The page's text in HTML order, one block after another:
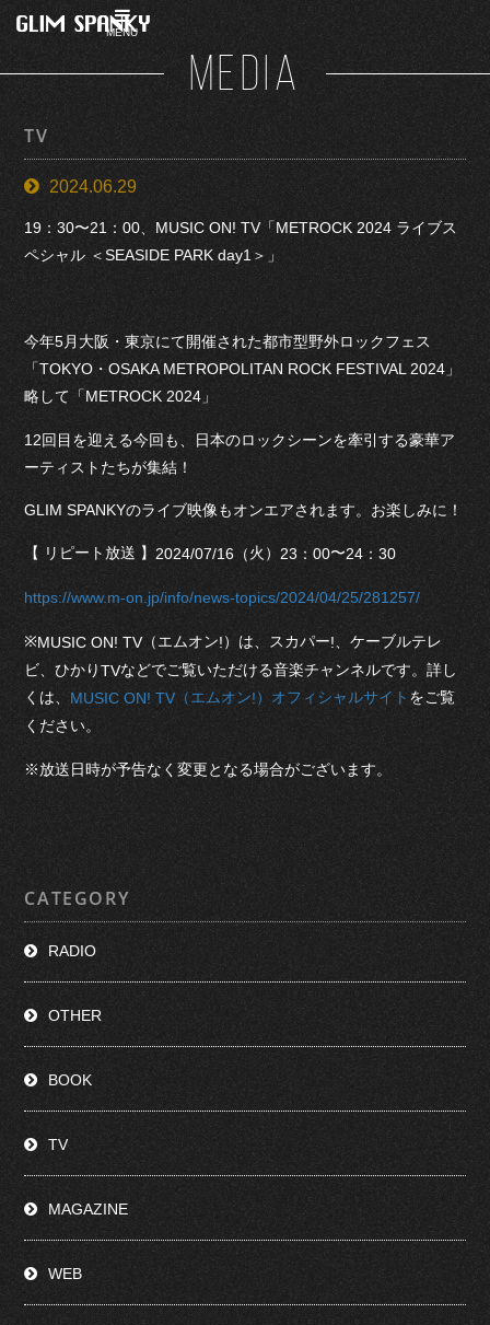
MENU
MEDIA
TV
2024.06.29
19：30〜21：00、MUSIC ON! TV「METROCK 2024 ライブス
ペシャル ＜SEASIDE PARK day1＞」
今年5月大阪・東京にて開催された都市型野外ロックフェス
「TOKYO・OSAKA METROPOLITAN ROCK FESTIVAL 2024」
略して「METROCK 2024」
12回目を迎える今回も、日本のロックシーンを牽引する豪華ア
ーティストたちが集結！
GLIM SPANKYのライブ映像もオンエアされます。お楽しみに！
【 リピート放送 】2024/07/16（火）23：00〜24：30
https://www.m-on.jp/info/news-topics/2024/04/25/281257/
※MUSIC ON! TV（エムオン!）は、スカパー! 、ケーブルテレ
ビ、ひかりTVなどでご覧いただける音楽チャンネルです。詳し
くは、 MUSIC ON! TV （エムオン!）オフィシャルサイト をご覧
ください。
※放送日時が予告なく変更となる場合がございます。
CATEGORY
RADIO
OTHER
BOOK
TV
MAGAZINE
WEB